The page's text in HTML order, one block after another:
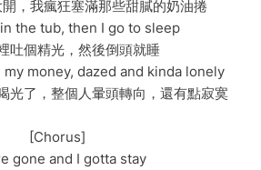
，我瘋狂塞滿那些甜膩的奶油捲
the tub, then I go to sleep
吐個精光，然後倒頭就睡
my money, dazed and kinda lonely
光了，整個人暈頭轉向，還有點寂寞
[Chorus]
gone and I gotta stay